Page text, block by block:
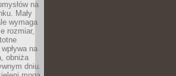
na
Mały
wymaga
rozmiar,
na
obniża
dniu.